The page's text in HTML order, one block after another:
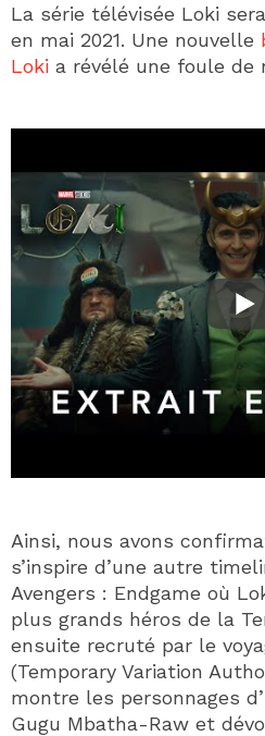
La série télévisée Loki
en mai 2021. Une nouvelle
Loki a révélé une foule de
Ainsi, nous avons
s’inspire d’une autre
Avengers : Endgame où
plus grands héros de la
ensuite recruté par le
(Temporary Variation
montre les personnages
Gugu Mbatha-Raw et